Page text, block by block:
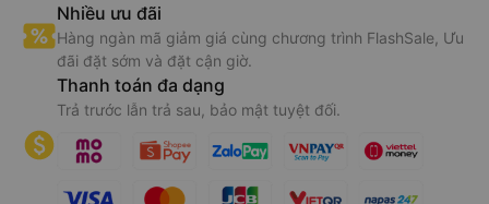
Nhiều ưu đãi
Hàng ngàn mã giảm giá cùng chương trình FlashSale, Ưu
đãi đặt sớm và đặt cận giờ.
Thanh toán đa dạng
Trả trước lẫn trả sau, bảo mật tuyệt đối.